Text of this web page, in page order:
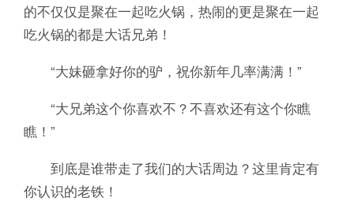
的不仅仅是聚在一起吃火锅，热闹的更是聚在一起
吃火锅的都是大话兄弟！
“大妹砸拿好你的驴，祝你新年几率满满！”
“大兄弟这个你喜欢不？不喜欢还有这个你瞧
瞧！”
到底是谁带走了我们的大话周边？这里肯定有
你认识的老铁！